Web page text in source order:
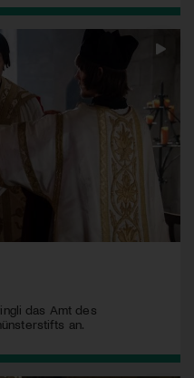
das Amt des
an.